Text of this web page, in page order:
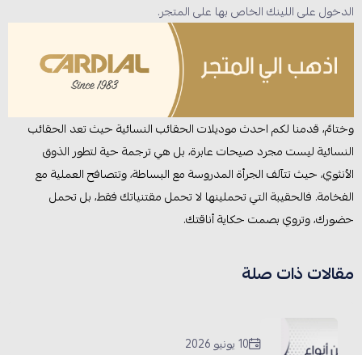
الدخول على اللينك الخاص بها على المتجر.
وختامً، قدمنا لكم احدث موديلات الحقائب النسائية حيث تعد الحقائب
النسائية ليست مجرد صيحات عابرة، بل هي ترجمة حية لتطور الذوق
الأنثوي، حيث تتآلف الجرأة المدروسة مع البساطة، وتتصافح العملية مع
الفخامة. فالحقيبة التي تحملينها لا تحمل مقتنياتك فقط، بل تحمل
حضورك، وتروي بصمت حكاية أناقتك.
مقالات ذات صلة
10 يونيو 2026